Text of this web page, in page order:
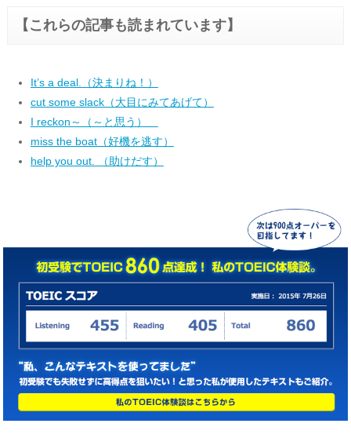
【これらの記事も読まれています】
It’s a deal.（決まりね！）
cut some slack（大目にみてあげて）
I reckon～（～と思う）
miss the boat（好機を逃す）
help you out. （助けだす）